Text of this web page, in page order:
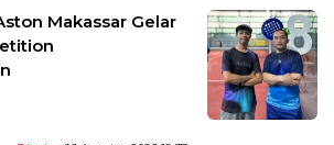
Makassar Gelar